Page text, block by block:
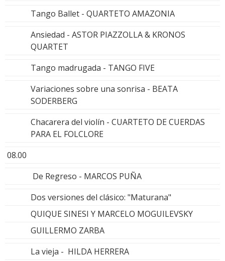
Tango Ballet - QUARTETO AMAZONIA
Ansiedad - ASTOR PIAZZOLLA & KRONOS
QUARTET
Tango madrugada - TANGO FIVE
Variaciones sobre una sonrisa - BEATA
SODERBERG
Chacarera del violín - CUARTETO DE CUERDAS
PARA EL FOLCLORE
08.00
De Regreso - MARCOS PUÑA
Dos versiones del clásico: "Maturana"
QUIQUE SINESI Y MARCELO MOGUILEVSKY
GUILLERMO ZARBA
La vieja - HILDA HERRERA